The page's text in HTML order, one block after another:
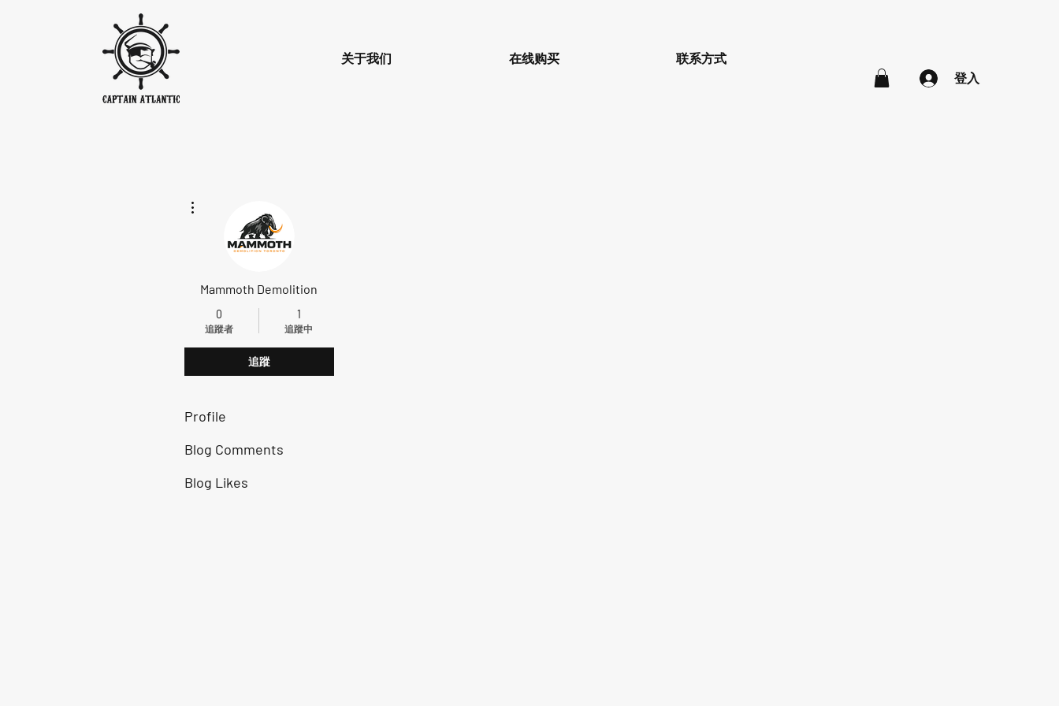
关于我们 在线购买
联系方式
登入
Mammoth Demolition
0
追蹤者
1
追蹤中
追蹤
Profile
Blog Comments
Blog Likes